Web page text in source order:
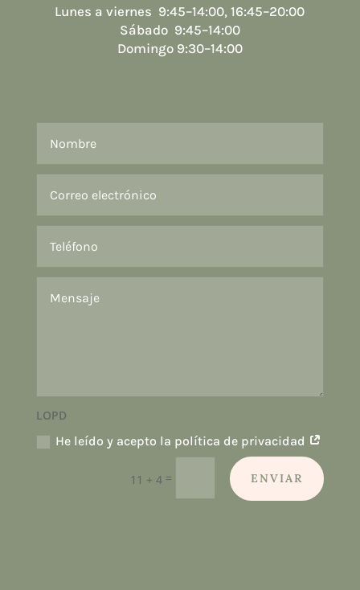
Lunes a viernes 9:45–14:00, 16:45–20:00
Sábado 9:45–14:00
Domingo 9:30–14:00
LOPD
He leído y acepto la política de privacidad
11 + 4 = ENVIAR